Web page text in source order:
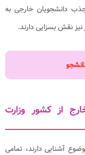
دانشجویان خارجی به
نیز نقش بسزایی دارند.
از کشور وزارت
آشنایی دارند، تمامی